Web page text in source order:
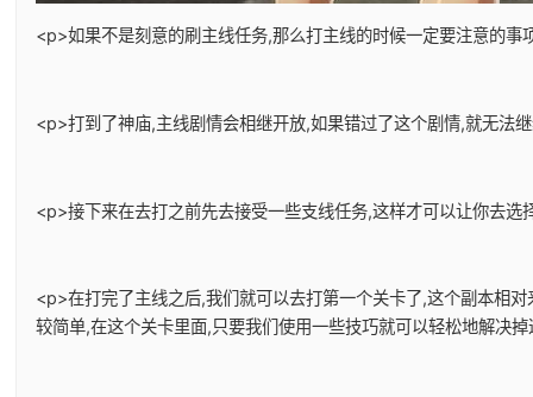
<p>如果不是刻意的刷主线任务,那么打主线的时候一定要注意的
<p>打到了神庙,主线剧情会相继开放,如果错过了这个剧情,就无法
<p>接下来在去打之前先去接受一些支线任务,这样才可以让你去
<p>在打完了主线之后,我们就可以去打第一个关卡了,这个副本相
较简单,在这个关卡里面,只要我们使用一些技巧就可以轻松地解决